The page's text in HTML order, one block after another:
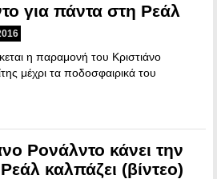
για πάντα στη Ρεάλ
η παραμονή του Κριστιάνο
μέχρι τα ποδοσφαιρικά του
Ρονάλντο κάνει την
καλπάζει (βίντεο)